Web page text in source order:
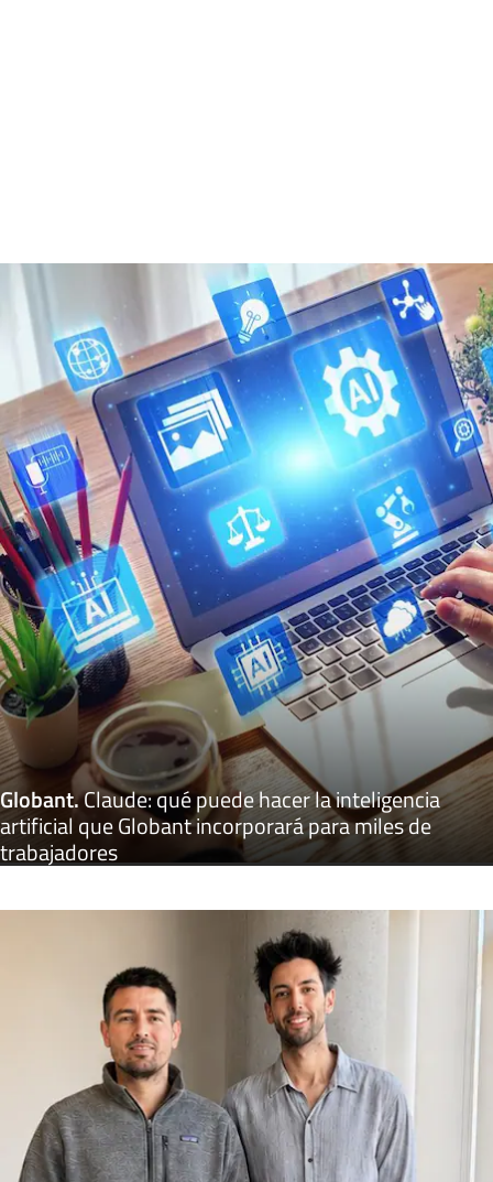
Globant.Claude: qué puede hacer la inteligencia
artificial que Globant incorporará para miles de
trabajadores